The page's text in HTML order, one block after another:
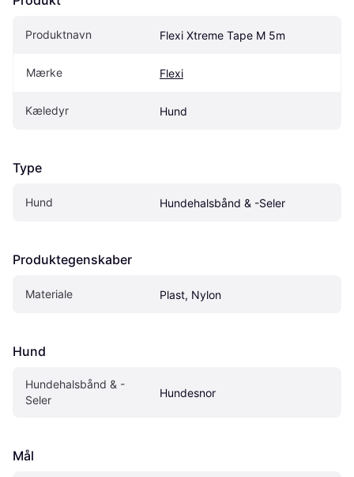
Produktnavn Flexi Xtreme Tape M 5m
Mærke Flexi
Kæledyr Hund
Type
Hund Hundehalsbånd & -Seler
Produktegenskaber
Materiale Plast, Nylon
Hund
Hundehalsbånd & -
Seler
Hundesnor
Mål